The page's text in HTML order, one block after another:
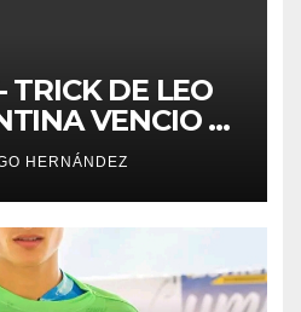
TRICK DE LEO
VENCIO A
HERNÁNDEZ